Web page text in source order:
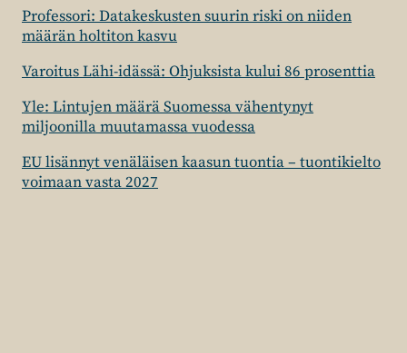
Professori: Datakeskusten suurin riski on niiden
määrän holtiton kasvu
Varoitus Lähi-idässä: Ohjuksista kului 86 prosenttia
Yle: Lintujen määrä Suomessa vähentynyt
miljoonilla muutamassa vuodessa
EU lisännyt venäläisen kaasun tuontia – tuontikielto
voimaan vasta 2027